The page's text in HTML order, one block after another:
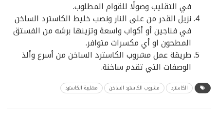
في التقليب وصولًا للقوام المطلوب.
نزيل القدر من على النار ونصب خليط الكاسترد الساخن
في فناجين أو أكواب واسعة وتزينها برشه من الفستق
المطحون او أي مكسرات متوافر.
طريقة عمل مشروب الكاسترد الساخن من أسرع وألذ
الوصفات التي تقدم ساخنة.
الكاسترد مشروب الكاسترد الساخن مهلبية الكاسترد